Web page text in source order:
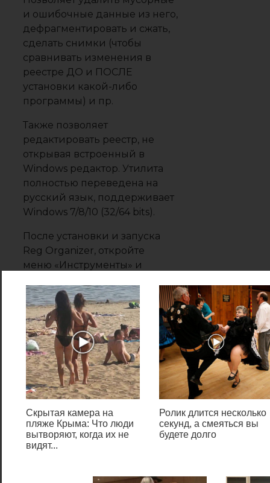
и ошибочные данные из него,
дефрагментировать и сжать,
сделать снимки (чтобы
сравнивать изменения в
реестре ДО и ПОСЛЕ
установки какой-либо
программы) и пр.
Также позволяет
редактировать реестр, не
открывая встроенный в
Windows редактор. Утилита
полностью переведена на
русский язык, поддерживает
Windows 7/8/10 (32/64 bits).
После установки и запуска
Reg Organizer, откройте
меню «Инструменты» и
реестра»(см. скриншот ниже).
Инструменты —
редактор реестра //
RegOrganizer
Собственно, далее можно
работать с параметрами
реестра как в классическом
сюда то, что в Reg Organizer
Скрытая камера на
пляже Крыма: Что люди
вытворяют, когда их не
видят...
Ролик длится несколько
секунд, а смеяться вы
будете долго